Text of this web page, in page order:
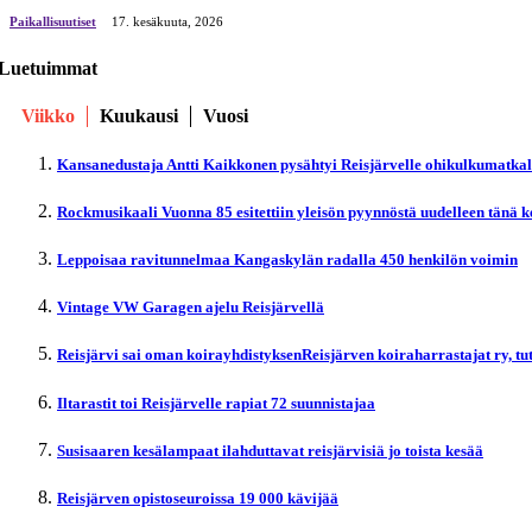
Paikallisuutiset 17. kesäkuuta, 2026
Viikko Kuukausi Vuosi
Kansanedustaja Antti Kaikkonen pysähtyi Reisjärvelle
Rockmusikaali Vuonna 85 esitettiin yleisön pyynnöstä uudelleen tänä
Leppoisaa ravitunnelmaa Kangaskylän radalla 450 henkilön voimin
Vintage VW Garagen ajelu Reisjärvellä
Reisjärvi sai oman koirayhdistyksenReisjärven koiraharrastajat ry,
Iltarastit toi Reisjärvelle rapiat 72 suunnistajaa
Susisaaren kesälampaat ilahduttavat reisjärvisiä jo toista kesää
Reisjärven opistoseuroissa 19 000 kävijää